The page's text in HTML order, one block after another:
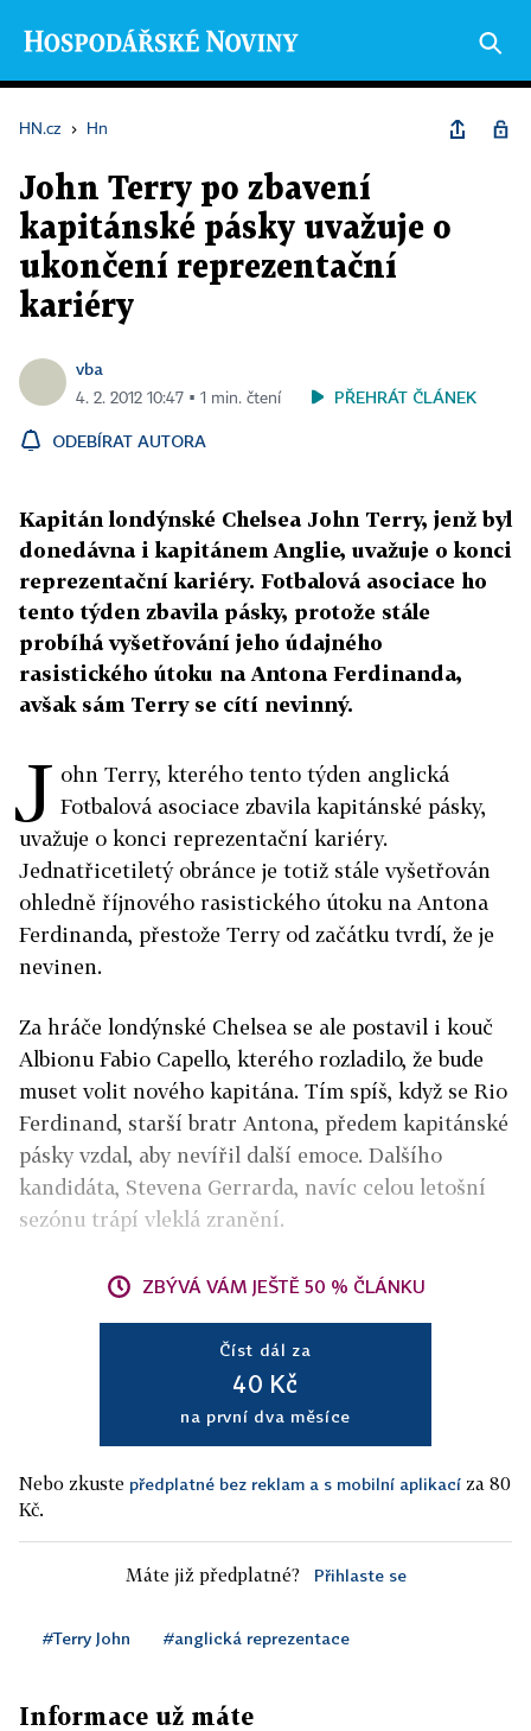
HN.cz › Hn
John Terry po zbavení
kapitánské pásky uvažuje o
ukončení reprezentační
kariéry
vba
4. 2. 2012 10:47 ▪ 1 min. čtení PŘEHRÁT ČLÁNEK
ODEBÍRAT AUTORA
Kapitán londýnské Chelsea John Terry, jenž byl
donedávna i kapitánem Anglie, uvažuje o konci
reprezentační kariéry. Fotbalová asociace ho
tento týden zbavila pásky, protože stále
probíhá vyšetřování jeho údajného
rasistického útoku na Antona Ferdinanda,
avšak sám Terry se cítí nevinný.
J ohn Terry, kterého tento týden anglická
Fotbalová asociace zbavila kapitánské pásky,
uvažuje o konci reprezentační kariéry.
Jednatřicetiletý obránce je totiž stále vyšetřován
ohledně říjnového rasistického útoku na Antona
Ferdinanda, přestože Terry od začátku tvrdí, že je
nevinen.
Za hráče londýnské Chelsea se ale postavil i kouč
Albionu Fabio Capello, kterého rozladilo, že bude
muset volit nového kapitána. Tím spíš, když se Rio
Ferdinand, starší bratr Antona, předem kapitánské
pásky vzdal, aby nevířil další emoce. Dalšího
kandidáta, Stevena Gerrarda, navíc celou letošní
sezónu trápí vleklá zranění.
ZBÝVÁ VÁM JEŠTĚ 50 % ČLÁNKU
Číst dál za
40 Kč
na první dva měsíce
Nebo zkuste předplatné bez reklam a s mobilní aplikací za 80
Kč.
Máte již předplatné? Přihlaste se
#Terry John #anglická reprezentace
Informace už máte